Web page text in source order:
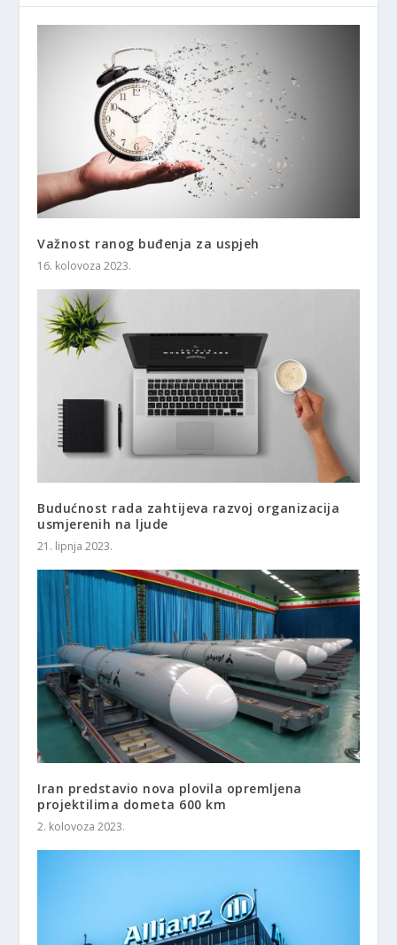
Važnost ranog buđenja za uspjeh
16. kolovoza 2023.
Budućnost rada zahtijeva razvoj organizacija
usmjerenih na ljude
21. lipnja 2023.
Iran predstavio nova plovila opremljena
projektilima dometa 600 km
2. kolovoza 2023.